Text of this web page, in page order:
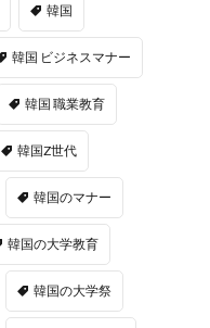
韓国
韓国 ビジネスマナー
韓国 職業教育
韓国Z世代
韓国のマナー
韓国の大学教育
韓国の大学祭